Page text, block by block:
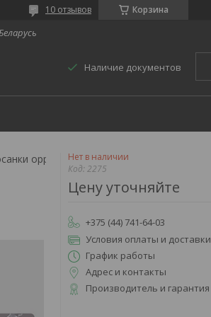
Корзина
10 отзывов
Наличие документов
Нет в наличии
Код: 2275
Цену уточняйте
+375 (44) 741-64-03
Условия оплаты и доставки
График работы
Адрес и контакты
Производитель и гарантия